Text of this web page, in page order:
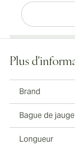
Plus
Brand
Bague de jauge
Longueur